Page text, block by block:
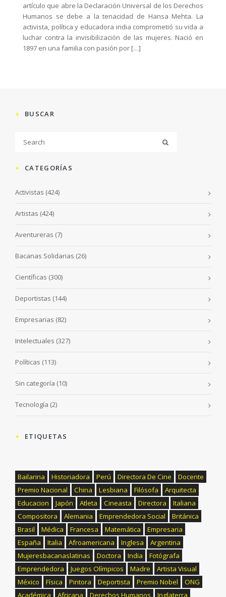
artículo que abre la Declaración Universal de los Derechos
Humanos se debe a la tenacidad de Hansa Mehta. La
activista, política y educadora india comprometió su vida a
luchar contra la invisibilización de las mujeres. Nació en
1897 en una familia con pasión por […]
BUSCAR
CATEGORÍAS
Activistas (424)
Artistas (424)
Aventureras (7)
Bacanas Solidarias (26)
Científicas (300)
Deportistas (144)
Empresarias (82)
Intelectuales (327)
Políticas (113)
Sin categoría (10)
Tecnología (2)
ETIQUETAS
Bailarina Historiadora Perú Directora De Cine
Docente
Premio Nacional
China Lesbiana Filósofa
Arquitecta
Educacion
Japón Atleta Cineasta Directora
Italiana
Compositora
Alemania Emprendedora Social
Británica
Brasil
Médica Francesa Matemática
Empresaria
España
Italia Afroamericana Inglesa
Argentina
Mujeresbacanaslatinas
Doctora India
Fotógrafa
Emprendedora
Juegos Olímpicos Madre
Artista Visual
México
Física Pintora Deportista Premio Nobel
ONG
Académica
Africana Derechos Humanos Inglaterra